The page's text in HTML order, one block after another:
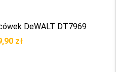
DeWALT DT7969
zł